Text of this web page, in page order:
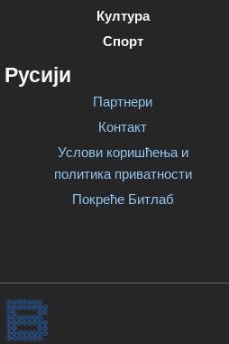
Култура
Спорт
Партнери
Контакт
Услови коришћења и
политика приватности
Покреће Битлаб